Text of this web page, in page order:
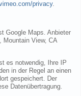
privacy.
Google Maps. Anbieter
Mountain View, CA
es notwendig, Ihre IP
in der Regel an einen
gespeichert. Der
Datenübertragung.